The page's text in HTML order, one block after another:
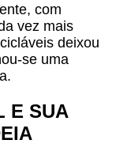
com
vez mais
deixou
se uma
E SUA